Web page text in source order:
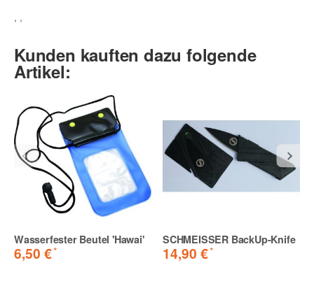
, ,
Kunden kauften dazu folgende
Artikel:
Wasserfester Beutel 'Hawai'
6,50 €*
SCHMEISSER BackUp-Knife
14,90 €*